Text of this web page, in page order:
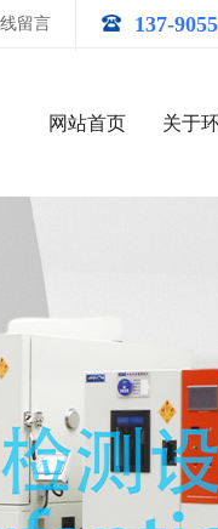
留言 137-
网站首页 关于